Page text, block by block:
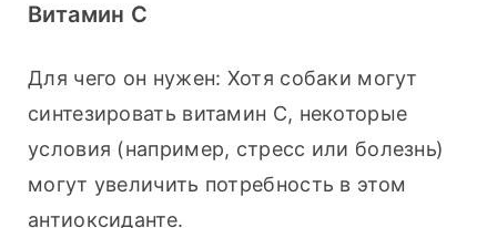
Витамин C
Для чего он нужен: Хотя собаки могут
синтезировать витамин С, некоторые
условия (например, стресс или болезнь)
могут увеличить потребность в этом
антиоксиданте.